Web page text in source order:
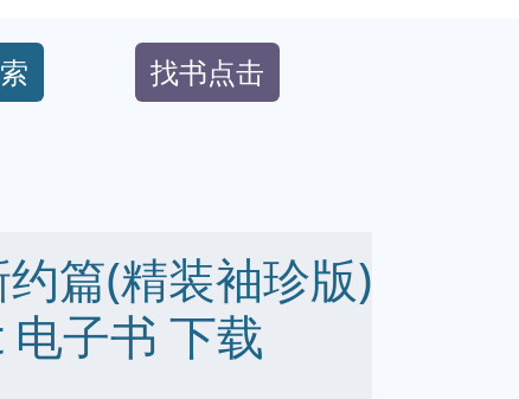
找书点击
篇(精装袖珍版)
子书 下载